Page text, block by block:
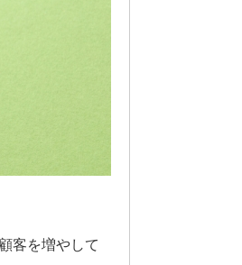
客を増やして